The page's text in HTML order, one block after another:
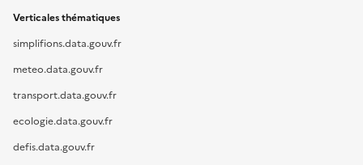
Verticales thématiques
simplifions.data.gouv.fr
meteo.data.gouv.fr
transport.data.gouv.fr
ecologie.data.gouv.fr
defis.data.gouv.fr